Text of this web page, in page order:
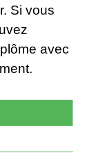
Si vous
avec